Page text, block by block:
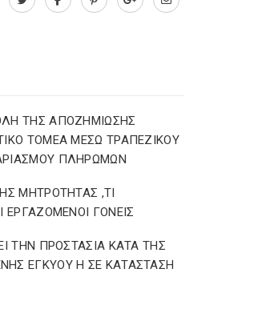
ΤΗΣ ΑΠΟΖΗΜΙΩΣΗΣ
ΤΟΜΕΑ ΜΕΣΩ ΤΡΑΠΕΖΙΚΟΥ
ΠΛΗΡΩΜΩΝ
ΜΗΤΡΟΤΗΤΑΣ ,ΤΙ
ΕΡΓΑΖΟΜΕΝΟΙ ΓΟΝΕΙΣ
ΤΗΝ ΠΡΟΣΤΑΣΙΑ ΚΑΤΑ ΤΗΣ
ΕΓΚΥΟΥ Η ΣΕ ΚΑΤΑΣΤΑΣΗ